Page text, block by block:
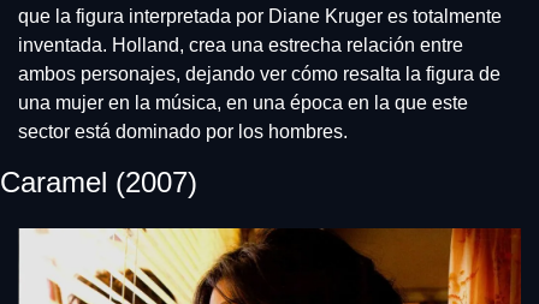
que la figura interpretada por Diane Kruger es totalmente
inventada. Holland, crea una estrecha relación entre
ambos personajes, dejando ver cómo resalta la figura de
una mujer en la música, en una época en la que este
sector está dominado por los hombres.
Caramel (2007)